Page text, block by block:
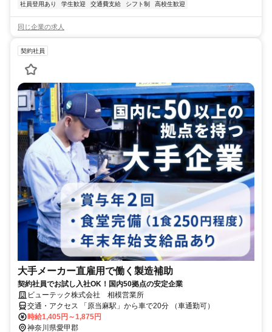
社員登用あり 学生歓迎 交通費支給 シフト制 高校生歓迎
同じ企業の求人
契約社員
大手メーカー直雇用で働く製造補助
契約社員でお試し入社OK！国内50拠点の安定企業
ビューテック株式会社 相模営業所
交通・アクセス 「原当麻駅」から車で20分 （車通勤可）
時給1,405円～1,875円
神奈川県愛甲郡